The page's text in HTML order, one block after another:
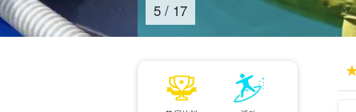
6 / 17